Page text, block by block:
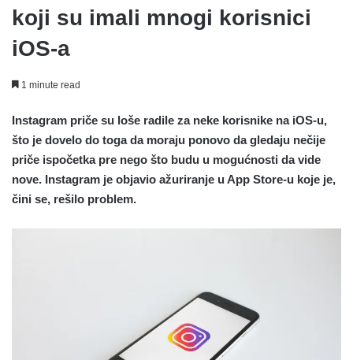
koji su imali mnogi korisnici
iOS-a
1 minute read
Instagram priče su loše radile za neke korisnike na iOS-u,
što je dovelo do toga da moraju ponovo da gledaju nečije
priče ispočetka pre nego što budu u mogućnosti da vide
nove. Instagram je objavio ažuriranje u App Store-u koje je,
čini se, rešilo problem.